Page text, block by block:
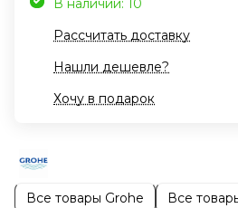
В наличии: 10
Рассчитать доставку
Нашли дешевле?
Хочу в подарок
Все товары Grohe Все